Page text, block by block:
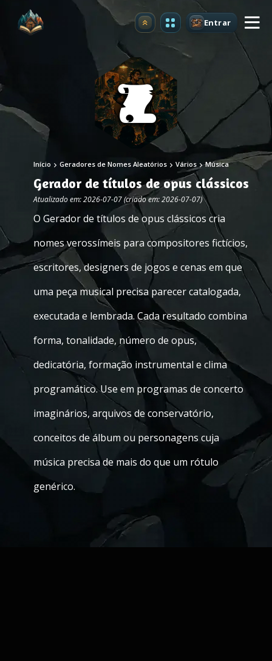
Atualizar Entrar
Início Geradores de Nomes Aleatórios Vários Música
Gerador de títulos de opus clássicos
Atualizado em: 2026-07-07 (criado em: 2026-07-07)
O Gerador de títulos de opus clássicos cria
nomes verossímeis para compositores fictícios,
escritores, designers de jogos e cenas em que
uma peça musical precisa parecer catalogada,
executada e lembrada. Cada resultado combina
forma, tonalidade, número de opus,
dedicatória, formação instrumental e clima
programático. Use em programas de concerto
imaginários, arquivos de conservatório,
conceitos de álbum ou personagens cuja
música precisa de mais do que um rótulo
genérico.